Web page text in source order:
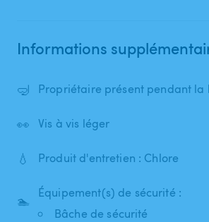
Informations
🤿 Propriétaire présent pendant la
👀 Vis à vis léger
💧 Produit d'entretien : Chlore
🏊
Équipement(s) de sécurité :
Bâche de sécurité